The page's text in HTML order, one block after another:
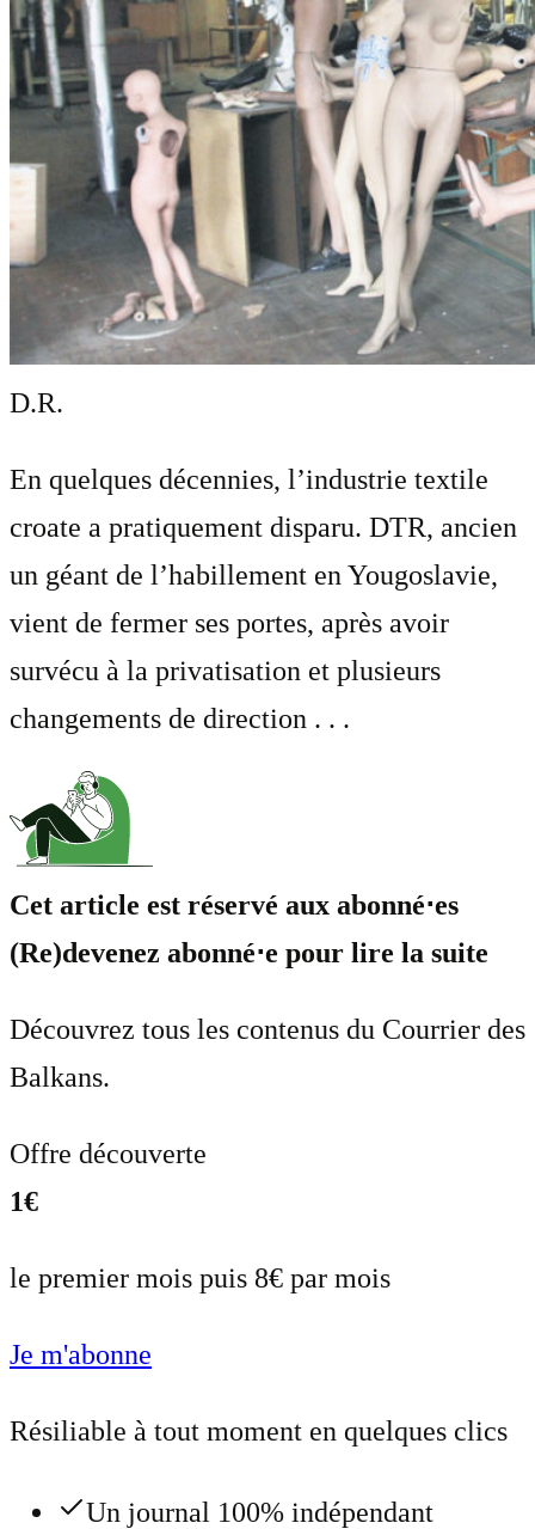
D.R.
En quelques décennies, l’industrie textile
croate a pratiquement disparu. DTR, ancien
un géant de l’habillement en Yougoslavie,
vient de fermer ses portes, après avoir
survécu à la privatisation et plusieurs
changements de direction . . .
Cet article est réservé aux abonné⋅es
(Re)devenez abonné⋅e pour lire la suite
Découvrez tous les contenus du Courrier des
Balkans.
Offre découverte
1€
le premier mois puis 8€ par mois
Je m'abonne
Résiliable à tout moment en quelques clics
Un journal 100% indépendant